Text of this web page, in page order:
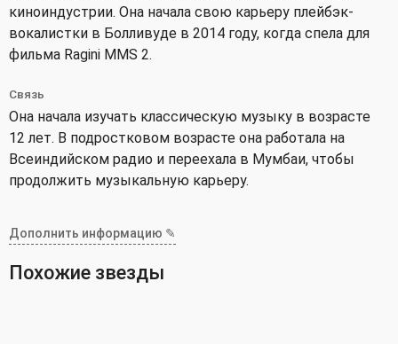
киноиндустрии. Она начала свою карьеру плейбэк-
вокалистки в Болливуде в 2014 году, когда спела для
фильма Ragini MMS 2.
Связь
Она начала изучать классическую музыку в возрасте
12 лет. В подростковом возрасте она работала на
Всеиндийском радио и переехала в Мумбаи, чтобы
продолжить музыкальную карьеру.
Дополнить информацию ✎
Похожие звезды